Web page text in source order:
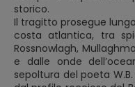
storico.
Il tragitto prosegue
costa atlantica, tra
Rossnowlagh,
e dalle onde
sepoltura del poeta